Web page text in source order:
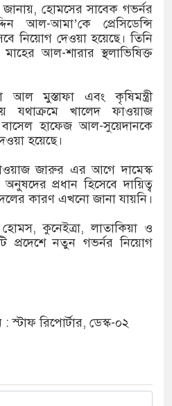
প্রধানমন্ত্রীর
ইসরায়েলের
ঝুঁকিতে জরুরি
আজ
করা হয়েছে:
জানায়, হোমসের সাবেক গভর্নর
আল-আমা’কে প্রেসিডেন্সি
নিয়োগ দেওয়া হয়েছে। তিনি
আল-শারার স্থলাভিষিক্ত
আল মুস্তাফা এবং কৃষিমন্ত্রী
যথাক্রমে খালেদ ফাওয়াজ
বাসেল হাফেজ আল-সুয়েদানকে
হয়েছে।
জারুর এর আগে দামেস্ক
অনুষদের প্রধান হিসেবে দায়িত্ব
কারণ এখনো জানা যায়নি।
হোমস, কুনেইত্রা, লাতাকিয়া ও
প্রদেশে নতুন গভর্নর নিয়োগ
রিপোর্টার, ডেস্ক-০২